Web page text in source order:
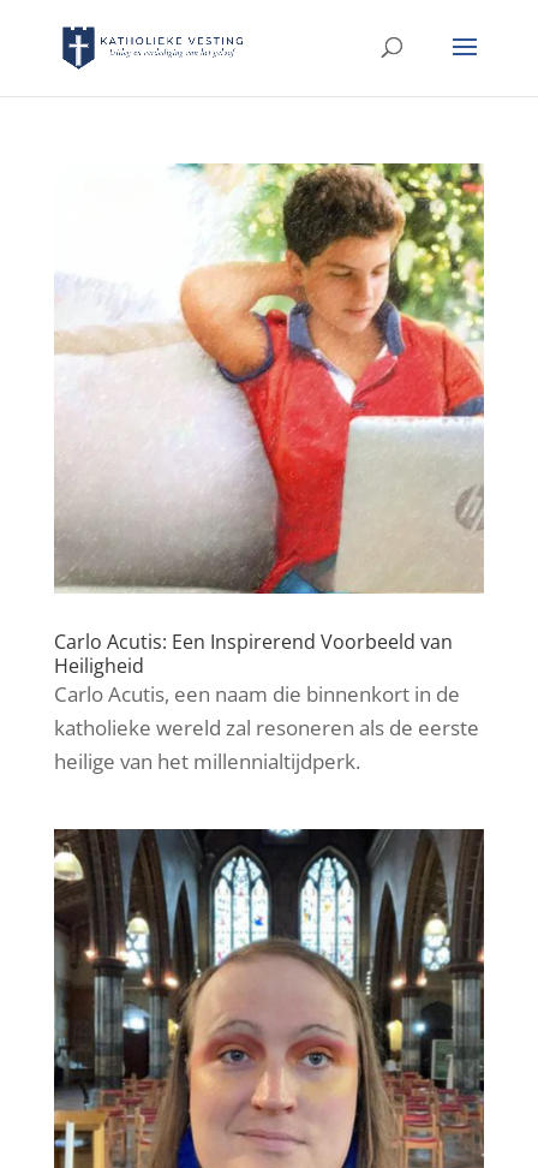
Carlo Acutis: Een Inspirerend Voorbeeld van
Heiligheid
Carlo Acutis, een naam die binnenkort in de
katholieke wereld zal resoneren als de eerste
heilige van het millennialtijdperk.